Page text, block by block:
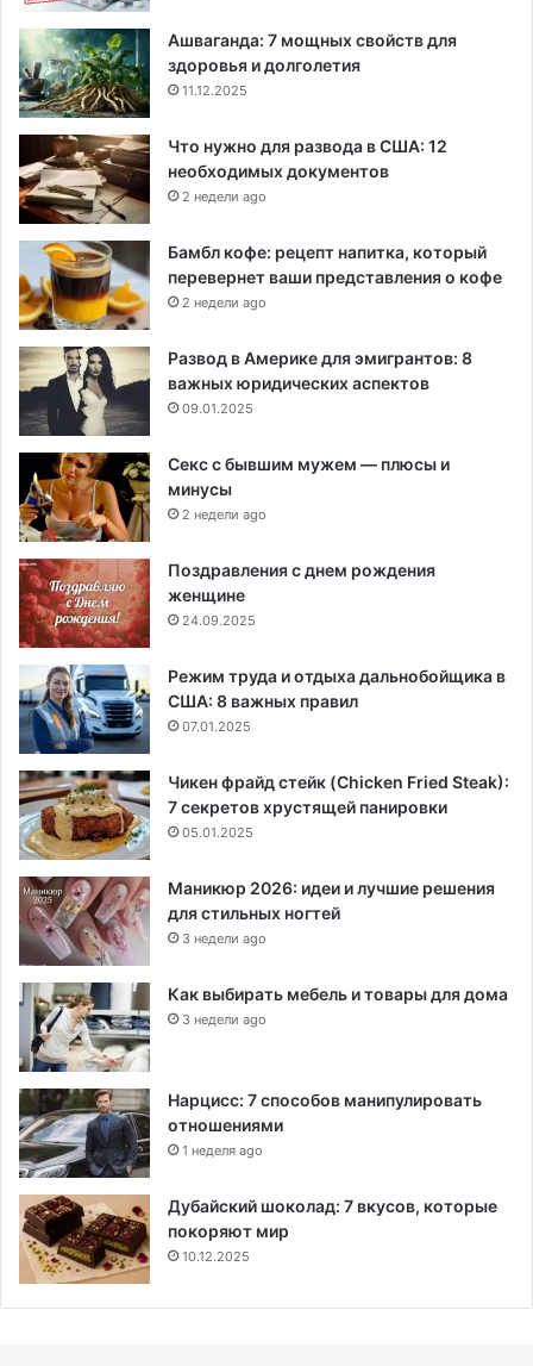
Ашваганда: 7 мощных свойств для
здоровья и долголетия
11.12.2025
Что нужно для развода в США: 12
необходимых документов
2 недели ago
Бамбл кофе: рецепт напитка, который
перевернет ваши представления о кофе
2 недели ago
Развод в Америке для эмигрантов: 8
важных юридических аспектов
09.01.2025
Секс с бывшим мужем — плюсы и
минусы
2 недели ago
Поздравления с днем рождения
женщине
24.09.2025
Режим труда и отдыха дальнобойщика в
США: 8 важных правил
07.01.2025
Чикен фрайд стейк (Chicken Fried Steak):
7 секретов хрустящей панировки
05.01.2025
Маникюр 2026: идеи и лучшие решения
для стильных ногтей
3 недели ago
Как выбирать мебель и товары для дома
3 недели ago
Нарцисс: 7 способов манипулировать
отношениями
1 неделя ago
Дубайский шоколад: 7 вкусов, которые
покоряют мир
10.12.2025